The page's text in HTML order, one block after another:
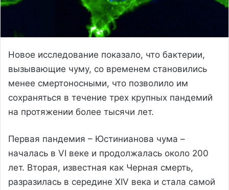
Новое исследование показало, что бактерии,
вызывающие чуму, со временем становились
менее смертоносными, что позволило им
сохраняться в течение трех крупных пандемий
на протяжении более тысячи лет.
Первая пандемия – Юстинианова чума –
началась в VI веке и продолжалась около 200
лет. Вторая, известная как Черная смерть,
разразилась в середине XIV века и стала самой